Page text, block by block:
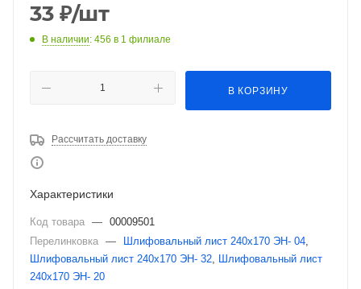
33 ₽/шт
В наличии: 456 в 1 филиале
В КОРЗИНУ
Рассчитать доставку
Характеристики
Код товара — 00009501
Перелинковка — Шлифовальный лист 240х170 ЭН- 04,
Шлифовальный лист 240х170 ЭН- 32, Шлифовальный лист
240х170 ЭН- 20